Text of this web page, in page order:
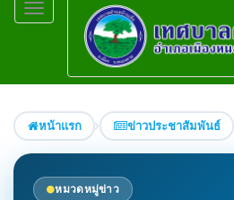
Toggle
navigation
หน้าแรก ข่าวประชาสัมพันธ์
หมวดหมู่ข่าว